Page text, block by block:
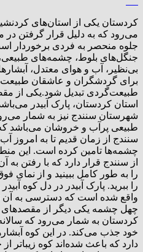
کردستان یکی از استان‌های
می‌رود که به دلیل قرار گرفتن در
جلوه منحصر به فردی برخوردار
جنگل‌های بلوط، چشمه‌های
بی‌نظیر، آب و هوای معتدل،
برای گردشگران و عاشقان
طبیعت‌گردی تبدیل شود.یکی از
استان کردستان، پارک آبیدر
شهرستان سنندج نیز به شمار
طبیعی پرآب و خروشان می‌باشد
سنندج از زمان قدیم تا به امروز
چشمه‌ها تامین کرده‌ است. این
از سنندج قرار دارد که با رفتن به
را به طور کامل ببینید و از نمای
را ببرید. پارک آبیدر در دل کوه
واقع شده است که دسترسی به آن
چهل چشمه یکی دیگر از مقصدهای
کردستان به شمار می‌رود که
خود جذب می‌کند. در این کوه
دارد که باعث‌ شده‌اند کوه